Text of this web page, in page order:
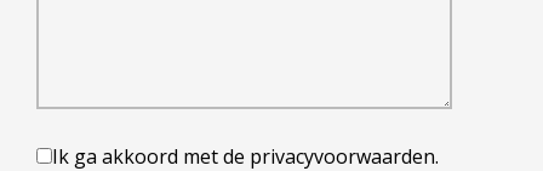
Ik ga akkoord met de privacyvoorwaarden.